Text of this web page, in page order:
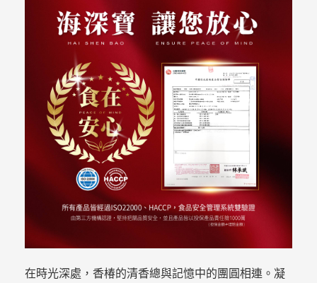
在時光深處，香椿的清香總與記憶中的團圓相連。凝